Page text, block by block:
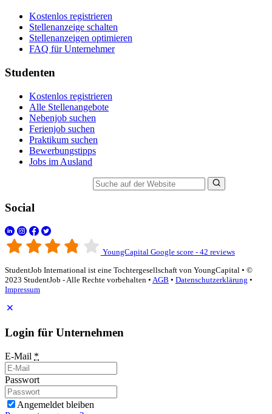
Kostenlos registrieren
Stellenanzeige schalten
Stellenanzeigen optimieren
FAQ für Unternehmer
Studenten
Kostenlos registrieren
Alle Stellenangebote
Nebenjob suchen
Ferienjob suchen
Praktikum suchen
Bewerbungstipps
Jobs im Ausland
Social
YoungCapital Google score - 42 reviews
StudentJob International ist eine Tochtergesellschaft von YoungCapital • ©
2023 StudentJob - Alle Rechte vorbehalten • AGB • Datenschutzerklärung •
Impressum
Login für Unternehmen
E-Mail *
Passwort
Angemeldet bleiben